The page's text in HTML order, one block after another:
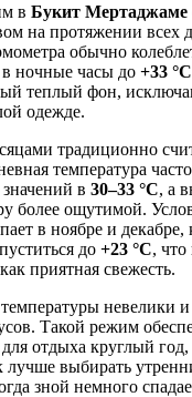
в Букит Мертаджаме
на протяжении всех
обычно
в ночные часы до +33 °C
теплый фон,
одежде.
традиционно
температура
в 30–33 °C, а
более ощутимой.
в ноябре и декабре,
до +23 °C, что
приятная свежесть.
невелики и
Такой режим
отдыха круглый год,
лучше выбирать
зной немного